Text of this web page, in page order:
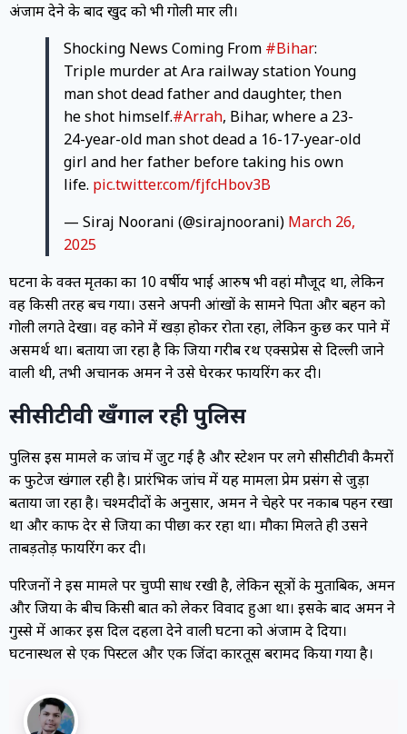
अंजाम देने के बाद खुद को भी गोली मार ली।
Shocking News Coming From #Bihar:
Triple murder at Ara railway station Young
man shot dead father and daughter, then
he shot himself.#Arrah, Bihar, where a 23-
24-year-old man shot dead a 16-17-year-old
girl and her father before taking his own
life. pic.twitter.com/fjfcHbov3B
— Siraj Noorani (@sirajnoorani) March 26,
2025
घटना के वक्त मृतका का 10 वर्षीय भाई आरुष भी वहां मौजूद था, लेकिन
वह किसी तरह बच गया। उसने अपनी आंखों के सामने पिता और बहन को
गोली लगते देखा। वह कोने में खड़ा होकर रोता रहा, लेकिन कुछ कर पाने में
असमर्थ था। बताया जा रहा है कि जिया गरीब रथ एक्सप्रेस से दिल्ली जाने
वाली थी, तभी अचानक अमन ने उसे घेरकर फायरिंग कर दी।
सीसीटीवी खँगाल रही पुलिस
पुलिस इस मामले की जांच में जुट गई है और स्टेशन पर लगे सीसीटीवी कैमरों
की फुटेज खंगाल रही है। प्रारंभिक जांच में यह मामला प्रेम प्रसंग से जुड़ा
बताया जा रहा है। चश्मदीदों के अनुसार, अमन ने चेहरे पर नकाब पहन रखा
था और काफी देर से जिया का पीछा कर रहा था। मौका मिलते ही उसने
ताबड़तोड़ फायरिंग कर दी।
परिजनों ने इस मामले पर चुप्पी साध रखी है, लेकिन सूत्रों के मुताबिक, अमन
और जिया के बीच किसी बात को लेकर विवाद हुआ था। इसके बाद अमन ने
गुस्से में आकर इस दिल दहला देने वाली घटना को अंजाम दे दिया।
घटनास्थल से एक पिस्टल और एक जिंदा कारतूस बरामद किया गया है।